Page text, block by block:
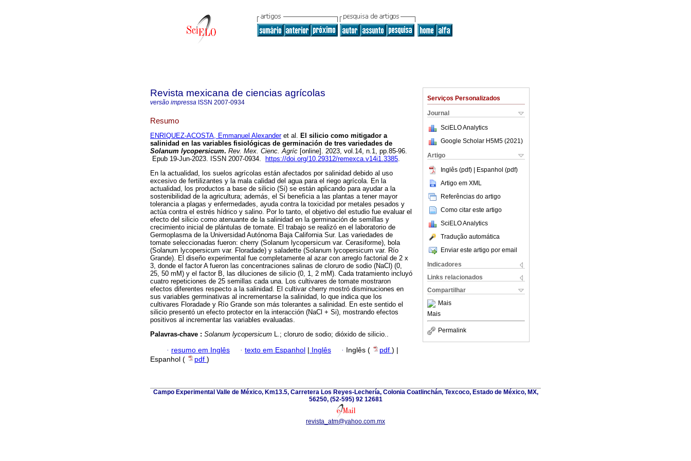
Serviços Personalizados
Journal
SciELO Analytics
Google Scholar H5M5 (2021 )
Artigo
Inglês (pdf) | Espanhol (pdf)
Artigo em XML
Referências do artigo
Como citar este artigo
SciELO Analytics
Tradução automática
Enviar este artigo por email
Indicadores
Links relacionados
Compartilhar
Mais
Mais
Permalink
Revista mexicana de ciencias agrícolas
versão impressa ISSN 2007-0934
Resumo
ENRIQUEZ-ACOSTA, Emmanuel Alexanderet al. El silicio como mitigador a
salinidad en las variables fisiológicas de germinación de tres variedades de
Solanum lycopersicum. Rev. Mex. Cienc. Agríc [online]. 2023, vol.14, n.1, pp.85-96.
Epub 19-Jun-2023. ISSN 2007-0934.
https://doi.org/10.29312/remexca.v14i1.3385.
En la actualidad, los suelos agrícolas están afectados por salinidad debido al uso
excesivo de fertilizantes y la mala calidad del agua para el riego agrícola. En la
actualidad, los productos a base de silicio (Si) se están aplicando para ayudar a la
sostenibilidad de la agricultura; además, el Si beneficia a las plantas a tener mayor
tolerancia a plagas y enfermedades, ayuda contra la toxicidad por metales pesados y
actúa contra el estrés hídrico y salino. Por lo tanto, el objetivo del estudio fue evaluar el
efecto del silicio como atenuante de la salinidad en la germinación de semillas y
crecimiento inicial de plántulas de tomate. El trabajo se realizó en el laboratorio de
Germoplasma de la Universidad Autónoma Baja California Sur. Las variedades de
tomate seleccionadas fueron: cherry (Solanum lycopersicum var. Cerasiforme), bola
(Solanum lycopersicum var. Floradade) y saladette (Solanum lycopersicum var. Río
Grande). El diseño experimental fue completamente al azar con arreglo factorial de 2 x
3, donde el factor A fueron las concentraciones salinas de cloruro de sodio (NaCl) (0,
25, 50 mM) y el factor B, las diluciones de silicio (0, 1, 2 mM). Cada tratamiento incluyó
cuatro repeticiones de 25 semillas cada una. Los cultivares de tomate mostraron
efectos diferentes respecto a la salinidad. El cultivar cherry mostró disminuciones en
sus variables germinativas al incrementarse la salinidad, lo que indica que los
cultivares Floradade y Río Grande son más tolerantes a salinidad. En este sentido el
silicio presentó un efecto protector en la interacción (NaCl + Si), mostrando efectos
positivos al incrementar las variables evaluadas.
Palavras-chave : Solanum lycopersicum L.; cloruro de sodio; dióxido de silicio..
· resumo em Inglês · texto em Espanhol | Inglês · Inglês ( pdf ) |
Espanhol (
pdf )
Campo Experimental Valle de México, Km13.5, Carretera Los Reyes-Lechería, Colonia Coatlinchán, Texcoco, Estado de México, MX,
56250, (52-595) 92 12681
revista_atm@yahoo.com.mx